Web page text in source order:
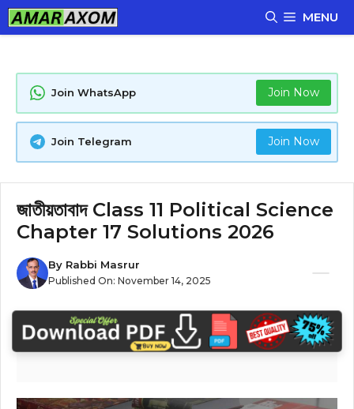
Skip
to
MENU
Join WhatsApp Join Now
Join Telegram Join Now
জাতীয়তাবাদ Class 11 Political Science
Chapter 17 Solutions 2026
By Rabbi Masrur
Published On: November 14, 2025